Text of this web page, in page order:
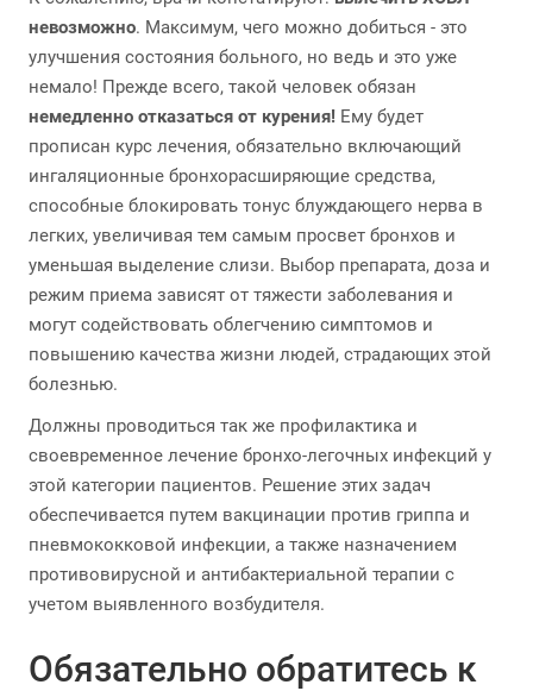
невозможно. Максимум, чего можно добиться - это
улучшения состояния больного, но ведь и это уже
немало! Прежде всего, такой человек обязан
немедленно отказаться от курения! Ему будет
прописан курс лечения, обязательно включающий
ингаляционные бронхорасширяющие средства,
способные блокировать тонус блуждающего нерва в
легких, увеличивая тем самым просвет бронхов и
уменьшая выделение слизи. Выбор препарата, доза и
режим приема зависят от тяжести заболевания и
могут содействовать облегчению симптомов и
повышению качества жизни людей, страдающих этой
болезнью.
Должны проводиться так же профилактика и
своевременное лечение бронхо-легочных инфекций у
этой категории пациентов. Решение этих задач
обеспечивается путем вакцинации против гриппа и
пневмококковой инфекции, а также назначением
противовирусной и антибактериальной терапии с
учетом выявленного возбудителя.
Обязательно обратитесь к